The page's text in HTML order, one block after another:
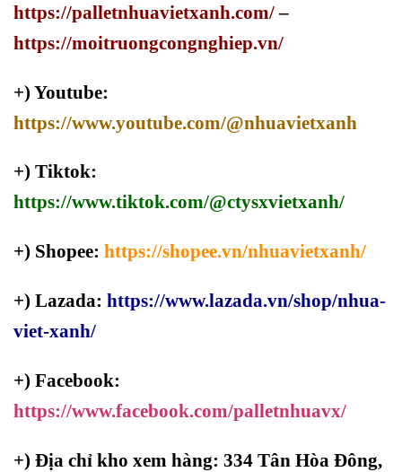
https://palletnhuavietxanh.com/ –
https://moitruongcongnghiep.vn/
+) Youtube:
https://www.youtube.com/@nhuavietxanh
+) Tiktok:
https://www.tiktok.com/@ctysxvietxanh/
+) Shopee: https://shopee.vn/nhuavietxanh/
+) Lazada: https://www.lazada.vn/shop/nhua-
viet-xanh/
+) Facebook:
https://www.facebook.com/palletnhuavx/
+) Địa chỉ kho xem hàng: 334 Tân Hòa Đông,